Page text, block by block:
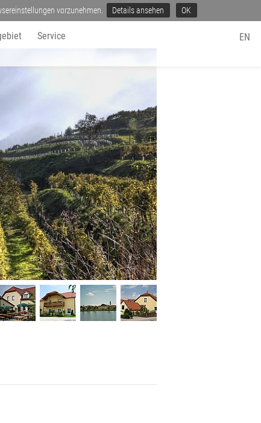
vorzunehmen. Details ansehen OK
Service EN